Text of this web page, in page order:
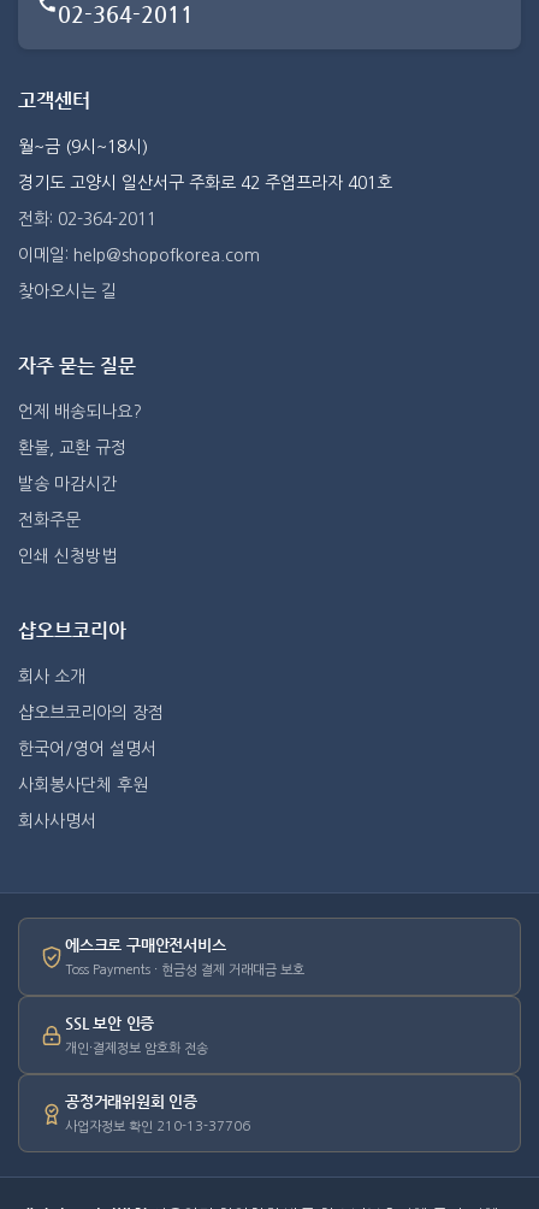
02-364-2011
고객센터
월~금 (9시~18시)
경기도 고양시 일산서구 주화로 42 주엽프라자 401호
전화: 02-364-2011
이메일: help@shopofkorea.com
찾아오시는 길
자주 묻는 질문
언제 배송되나요?
환불, 교환 규정
발송 마감시간
전화주문
인쇄 신청방법
샵오브코리아
회사 소개
샵오브코리아의 장점
한국어/영어 설명서
사회봉사단체 후원
회사사명서
에스크로 구매안전서비스
Toss Payments · 현금성 결제 거래대금 보호
SSL 보안 인증
개인·결제정보 암호화 전송
공정거래위원회 인증
사업자정보 확인 210-13-37706